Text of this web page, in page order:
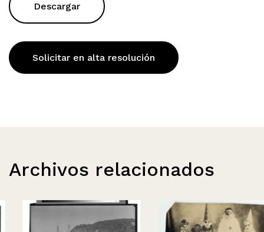
Descargar
Solicitar en alta resolución
Archivos relacionados